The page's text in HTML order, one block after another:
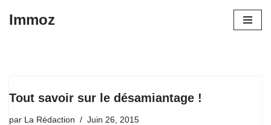
Immoz
Tout savoir sur le désamiantage !
par La Rédaction Juin 26, 2015